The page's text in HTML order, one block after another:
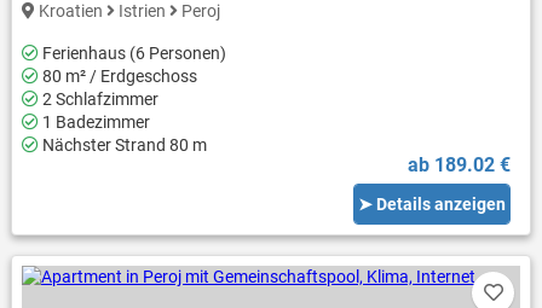
Kroatien Istrien Peroj
Ferienhaus (6 Personen)
80 m² / Erdgeschoss
2 Schlafzimmer
1 Badezimmer
Nächster Strand 80 m
ab 189.02 €
➤ Details anzeigen